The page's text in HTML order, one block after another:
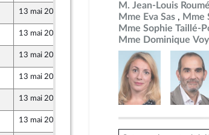
13 mai 2026 7 mai 2026
13 mai 2026 7 mai 2026
13 mai 2026
13 mai 2026 7 mai 2026
13 mai 2026 7 mai 2026
13 mai 2026 7 mai 2026
M. Jean-Louis
Mme Eva Sas
Mme
Mme Sophie Taillé-
Mme Dominique